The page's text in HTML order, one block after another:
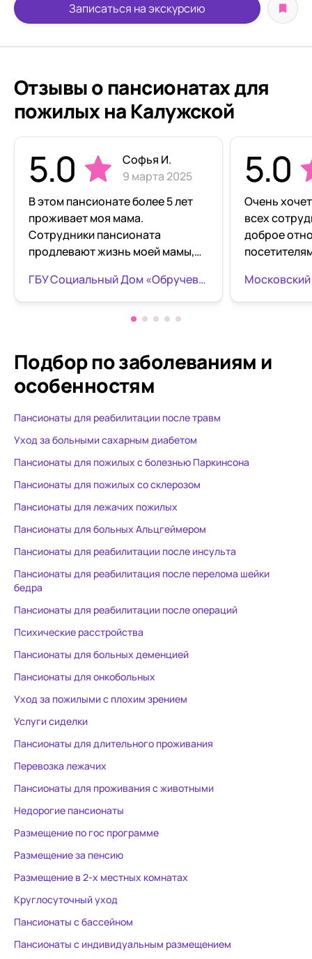
Записаться на экскурсию
Отзывы о пансионатах для
пожилых на Калужской
5.0
Софья И.
9 марта 2025
В этом пансионате более 5 лет
проживает моя мама.
Сотрудники пансионата
продлевают жизнь моей мамы,
помощь во всех
обстоятельствах. Навещая маму,
я всегда вижу ее в хорошем
ухоженная, накормленная.
Постоянно маму задействуют в
различные занятия. Дома мама
советские фильмы. Огромная
благодарность заведующей
Алле Вадимовне Волковской,
старшей медсестре Ирине
Владимировне Бакутовой за
профессионализм. Также
выражаю благодарность
психологу Ксении
Владимировне, реабилитологу
Елене Николаевне за
интересные занятия, тренинги и
настроение мамы,
благодарность медсестрам,
сиделкам за уход, отзывчивость
и чуткое отношение к нашей
мамочке. Заведующей филиалом
Кристине Размиковне Гаспарян
неравнодушие и помощь в
решении проблем. Спасибо всем!
ГБУ Социальный Дом «Обручевский» «Тропарёво»
5.0
Очень
всех
доброе
Отдыхали в
время
проведение
наше
Подбор по заболеваниям и
особенностям
Пансионаты для реабилитации после травм
Уход за больными сахарным диабетом
Пансионаты для пожилых с болезнью Паркинсона
Пансионаты для пожилых со склерозом
Пансионаты для лежачих пожилых
Пансионаты для больных Альцгеймером
Пансионаты для реабилитации после инсульта
Пансионаты для реабилитация после перелома шейки
бедра
Пансионаты для реабилитации после операций
Психические расстройства
Пансионаты для больных деменцией
Пансионаты для онкобольных
Уход за пожилыми с плохим зрением
Услуги сиделки
Пансионаты для длительного проживания
Перевозка лежачих
Пансионаты для проживания с животными
Недорогие пансионаты
Размещение по гос программе
Размещение за пенсию
Размещение в 2-х местных комнатах
Круглосуточный уход
Пансионаты с бассейном
Пансионаты с индивидуальным размещением